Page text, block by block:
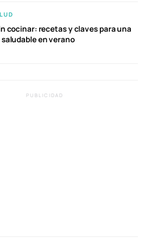
cocinar: recetas y claves para una
en verano
PUBLICIDAD